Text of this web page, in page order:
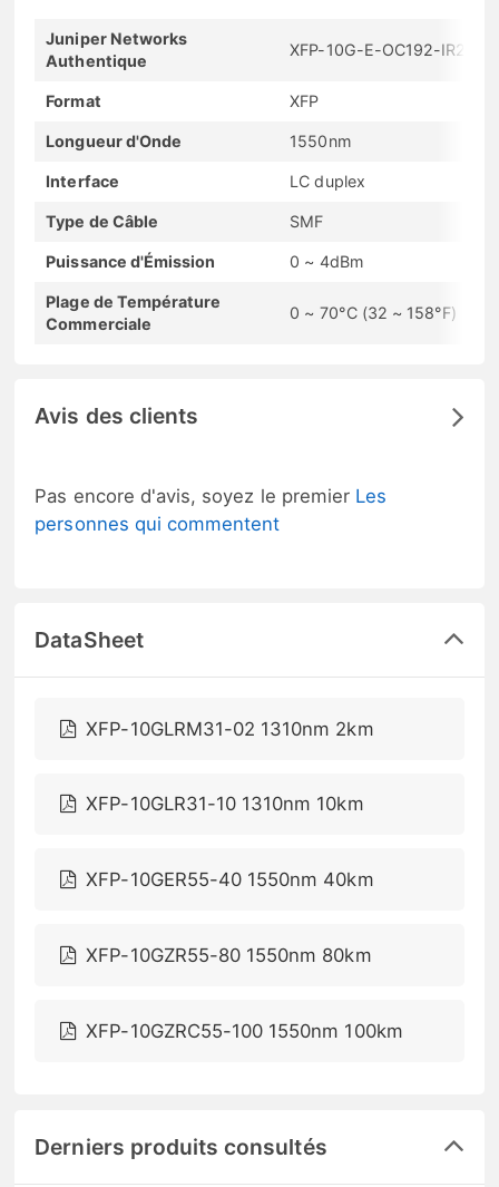
Juniper Networks
Authentique
XFP-10G-E-OC192-IR2
Format XFP
Longueur d'Onde 1550nm
Interface LC duplex
Type de Câble SMF
Puissance d'Émission 0 ~ 4dBm
Plage de Température
Commerciale
0 ~ 70°C (32 ~ 158°F)
Avis des clients
Pas encore d'avis, soyez le premier Les
personnes qui commentent
DataSheet
XFP-10GLRM31-02 1310nm 2km
XFP-10GLR31-10 1310nm 10km
XFP-10GER55-40 1550nm 40km
XFP-10GZR55-80 1550nm 80km
XFP-10GZRC55-100 1550nm 100km
Derniers produits consultés